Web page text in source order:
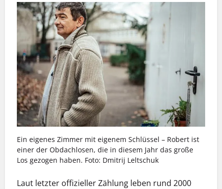
Ein eigenes Zimmer mit eigenem Schlüssel – Robert ist
einer der Obdachlosen, die in diesem Jahr das große
Los gezogen haben. Foto: Dmitrij Leltschuk
Laut letzter offizieller Zählung leben rund 2000